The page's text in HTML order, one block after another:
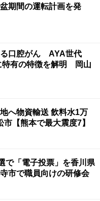
期間の運転計画を発
る口腔がん AYA世代
特有の特徴を解明 岡山
へ物資輸送 飲料水1万
【熊本で最大震度7】
で「電子投票」を香川県
市で職員向けの研修会